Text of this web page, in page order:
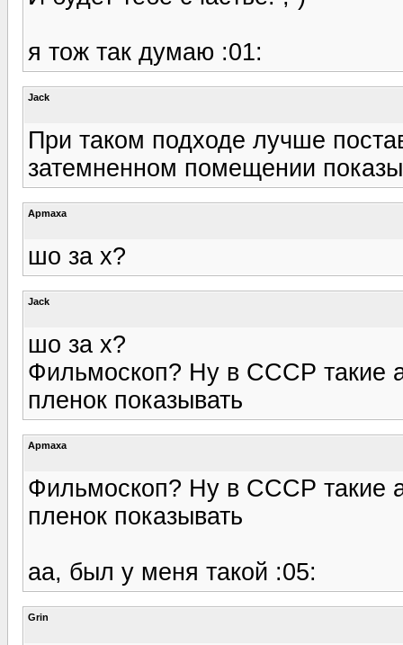
я тож так думаю :01:
Jack
При таком подходе лучше
затемненном помещении
Apmaxa
шо за х?
Jack
шо за х?
Фильмоскоп? Ну в СССР такие
пленок показывать
Apmaxa
Фильмоскоп? Ну в СССР такие
пленок показывать
аа, был у меня такой :05:
Grin